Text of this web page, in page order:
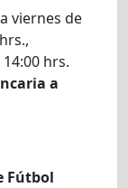
viernes de
hrs.
a
Fútbol